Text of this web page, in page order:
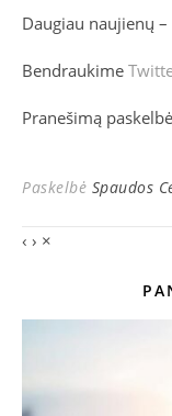
Daugiau naujienų
Bendraukime
Pranešimą
Paskelbė Spaudos
‹ › ×